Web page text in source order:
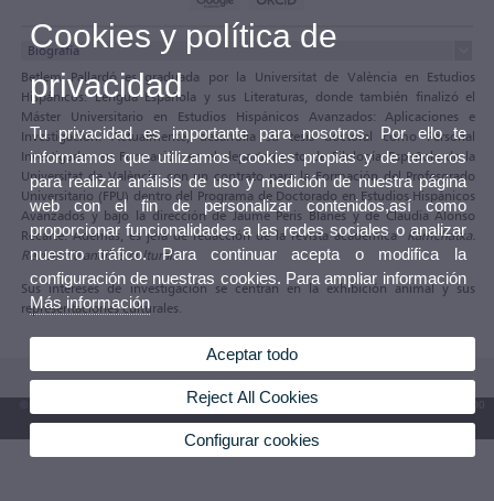
Biografía
Betlem Pallardó es graduada por la Universitat de València en Estudios
Hispánicos: Lengua Española y sus Literaturas, donde también finalizó el
Máster Universitario en Estudios Hispánicos Avanzados: Aplicaciones e
Investigación. Actualmente, desarrolla su tesis doctoral como Personal
Investigador en Formación en el departamento de Filología Española de la
Universitat de València, con un contrato para la Formación del Profesorado
Universitario (FPU) dentro del Programa de Doctorado en Estudios Hispánicos
Avanzados y bajo la dirección de Jaume Peris Blanes y de Claudia Alonso
Recarte. Además, es jefa de redacción de la revista académica Kamchatka.
Revista de análisis cultural.
Sus intereses de investigación se centran en la exhibición animal y sus
representaciones culturales.
© 2026 UV. - Av. Blasco Ibáñez, 13. 46010 València. Espanya. Tel. UV: (+34) 963 86 41 00
Cookies y política de
privacidad
Tu privacidad es importante para nosotros. Por ello te
informamos que utilizamos cookies propias y de terceros
para realizar análisis de uso y medición de nuestra página
web con el fin de personalizar contenidos,así como
proporcionar funcionalidades a las redes sociales o analizar
nuestro tráfico. Para continuar acepta o modifica la
configuración de nuestras cookies. Para ampliar información
Más información
Aceptar todo
Reject All Cookies
Configurar cookies